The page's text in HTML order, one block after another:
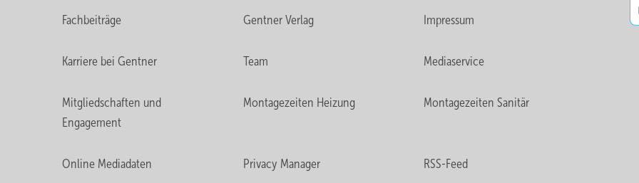
Fachbeiträge Gentner Verlag Impressum
Karriere bei Gentner Team Mediaservice
Mitgliedschaften und
Engagement
Montagezeiten Heizung Montagezeiten Sanitär
Online Mediadaten Privacy Manager RSS-Feed